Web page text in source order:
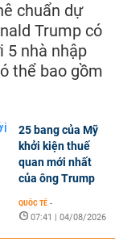
chuẩn dự
Trump có
5 nhà nhập
thể bao gồm
25 bang của Mỹ
khởi kiện thuế
quan mới nhất
của ông Trump
QUỐC TẾ -
07:41 | 04/08/2026